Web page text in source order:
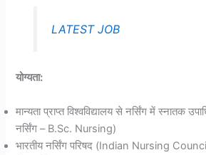
LATEST JOB
योग्यता:
मान्यता प्राप्त विश्वविद्यालय से नर्सिंग में स्नातक
नर्सिंग – B.Sc. Nursing)
भारतीय नर्सिंग परिषद (Indian Nursing